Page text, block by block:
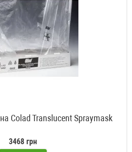
Colad Translucent Spraymask
3468 грн